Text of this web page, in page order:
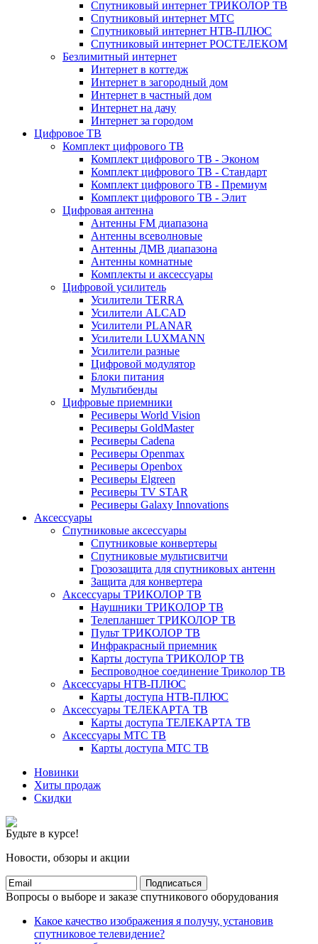
Спутниковый интернет ТРИКОЛОР ТВ
Спутниковый интернет МТС
Спутниковый интернет НТВ-ПЛЮС
Спутниковый интернет РОСТЕЛЕКОМ
Безлимитный интернет
Интернет в коттедж
Интернет в загородный дом
Интернет в частный дом
Интернет на дачу
Интернет за городом
Цифровое ТВ
Комплект цифрового ТВ
Комплект цифрового ТВ - Эконом
Комплект цифрового ТВ - Стандарт
Комплект цифрового ТВ - Премиум
Комплект цифрового ТВ - Элит
Цифровая антенна
Антенны FM диапазона
Антенны всеволновые
Антенны ДМВ диапазона
Антенны комнатные
Комплекты и аксессуары
Цифровой усилитель
Усилители TERRA
Усилители ALCAD
Усилители PLANAR
Усилители LUXMANN
Усилители разные
Цифровой модулятор
Блоки питания
Мультибенды
Цифровые приемники
Ресиверы World Vision
Ресиверы GoldMaster
Ресиверы Cadena
Ресиверы Openmax
Ресиверы Openbox
Ресиверы Elgreen
Ресиверы TV STAR
Ресиверы Galaxy Innovations
Аксессуары
Спутниковые аксессуары
Спутниковые конвертеры
Спутниковые мультисвитчи
Грозозащита для спутниковых антенн
Защита для конвертера
Аксессуары ТРИКОЛОР ТВ
Наушники ТРИКОЛОР ТВ
Телепланшет ТРИКОЛОР ТВ
Пульт ТРИКОЛОР ТВ
Инфракрасный приемник
Карты доступа ТРИКОЛОР ТВ
Беспроводное соединение Триколор ТВ
Аксессуары НТВ-ПЛЮС
Карты доступа НТВ-ПЛЮС
Аксессуары ТЕЛЕКАРТА ТВ
Карты доступа ТЕЛЕКАРТА ТВ
Аксессуары МТС ТВ
Карты доступа МТС ТВ
Новинки
Хиты продаж
Скидки
Будьте в курсе!
Новости, обзоры и акции
Подписаться
Вопросы о выборе и заказе спутникового оборудования
Какое качество изображения я получу, установив
спутниковое телевидение?